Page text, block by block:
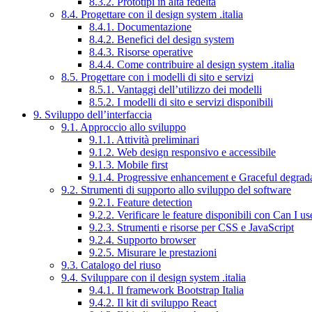
8.4. Progettare con il design system .italia
8.4.1. Documentazione
8.4.2. Benefici del design system
8.4.3. Risorse operative
8.4.4. Come contribuire al design system .italia
8.5. Progettare con i modelli di sito e servizi
8.5.1. Vantaggi dell’utilizzo dei modelli
8.5.2. I modelli di sito e servizi disponibili
9. Sviluppo dell’interfaccia
9.1. Approccio allo sviluppo
9.1.1. Attività preliminari
9.1.2. Web design responsivo e accessibile
9.1.3. Mobile first
9.1.4. Progressive enhancement e Graceful
9.2. Strumenti di supporto allo sviluppo del software
9.2.1. Feature detection
9.2.2. Verificare le feature disponibili con Can I
9.2.3. Strumenti e risorse per CSS e JavaScript
9.2.4. Supporto browser
9.2.5. Misurare le prestazioni
9.3. Catalogo del riuso
9.4. Sviluppare con il design system .italia
9.4.1. Il framework Bootstrap Italia
9.4.2. Il kit di sviluppo React